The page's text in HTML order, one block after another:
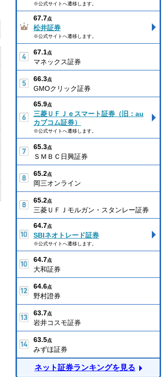
※公式サイトへ遷移します。
67.7点
松井証券
※公式サイトへ遷移します。
67.1点
マネックス証券
66.3点
GMOクリック証券
65.9点
三菱ＵＦＪｅスマート証券（旧：au
カブコム証券）
※公式サイトへ遷移します。
65.3点
ＳＭＢＣ日興証券
65.2点
岡三オンライン
65.2点
三菱ＵＦＪモルガン・スタンレー証券
64.7点
SBIネオトレード証券
※公式サイトへ遷移します。
64.7点
大和証券
64.6点
野村證券
63.7点
岩井コスモ証券
63.5点
みずほ証券
ネット証券ランキングを見る